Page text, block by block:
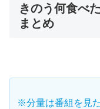
きのう何食べ
まとめ
※分量は番組を見